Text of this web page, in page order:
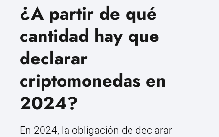
¿A partir de qué
cantidad hay que
declarar
criptomonedas en
2024?
En 2024, la obligación de declarar